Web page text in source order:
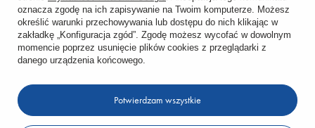
KONTO
KONTAKT
oznacza zgodę na ich zapisywanie na Twoim komputerze. Możesz
określić warunki przechowywania lub dostępu do nich klikając w
zakładkę „Konfiguracja zgód”. Zgodę możesz wycofać w dowolnym
momencie poprzez usunięcie plików cookies z przeglądarki z
danego urządzenia końcowego.
Potwierdzam wszystkie